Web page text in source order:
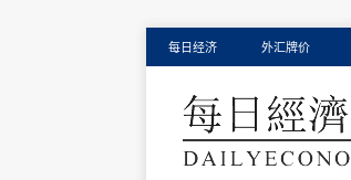
每日经济 外汇牌价